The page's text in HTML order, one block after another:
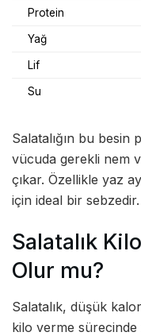
Protein
Yağ
Lif
Su
Salatalığın bu
vücuda gerekli nem
çıkar. Özellikle yaz
için ideal bir sebzedir.
Salatalık
Olur mu?
Salatalık, düşük
kilo verme sürecinde